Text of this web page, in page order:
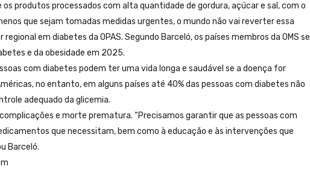
produtos processados com alta quantidade de gordura, açúcar e sal, com o
que sejam tomadas medidas urgentes, o mundo não vai reverter essa
em diabetes da OPAS. Segundo Barceló, os países membros da OMS se
e da obesidade em 2025.
com diabetes podem ter uma vida longa e saudável se a doença for
no entanto, em alguns países até 40% das pessoas com diabetes não
adequado da glicemia.
e morte prematura. “Precisamos garantir que as pessoas com
que necessitam, bem como à educação e às intervenções que
Barceló.